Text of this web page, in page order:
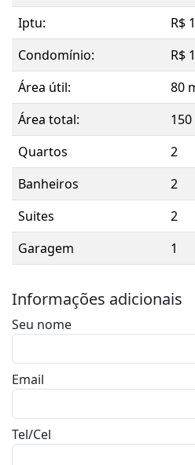
Iptu:
R$
Condomínio:
R$
Área útil:
80
Área total:
150
Quartos
2
Banheiros
2
Suites
2
Garagem
1
Informações adicionais
Seu nome
Email
Tel/Cel